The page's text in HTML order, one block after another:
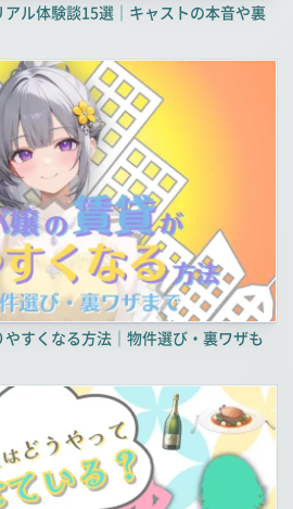
ル体験談15選｜キャストの本音や裏
すくなる方法｜物件選び・裏ワザも